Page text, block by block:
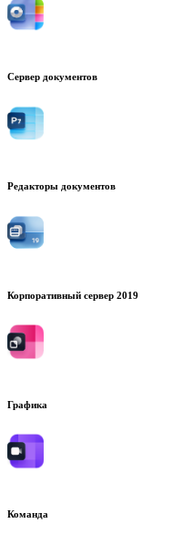
Сервер документов
Редакторы документов
Корпоративный сервер 2019
Графика
Команда